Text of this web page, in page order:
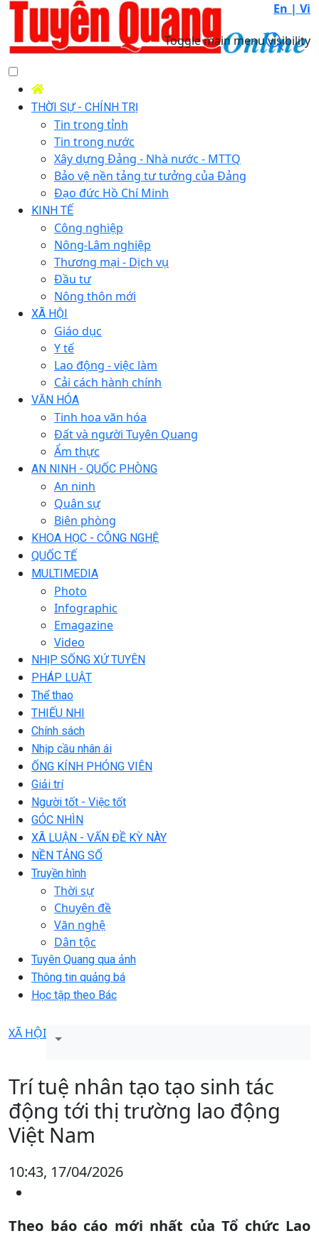
En | Vi
Toggle main menu visibility
THỜI SỰ - CHÍNH TRỊ
Tin trong tỉnh
Tin trong nước
Xây dựng Đảng - Nhà nước - MTTQ
Bảo vệ nền tảng tư tưởng của Đảng
Đạo đức Hồ Chí Minh
KINH TẾ
Công nghiệp
Nông-Lâm nghiệp
Thương mại - Dịch vụ
Đầu tư
Nông thôn mới
XÃ HỘI
Giáo dục
Y tế
Lao động - việc làm
Cải cách hành chính
VĂN HÓA
Tinh hoa văn hóa
Đất và người Tuyên Quang
Ẩm thực
AN NINH - QUỐC PHÒNG
An ninh
Quân sự
Biên phòng
KHOA HỌC - CÔNG NGHỆ
QUỐC TẾ
MULTIMEDIA
Photo
Infographic
Emagazine
Video
NHỊP SỐNG XỨ TUYÊN
PHÁP LUẬT
Thể thao
THIẾU NHI
Chính sách
Nhịp cầu nhân ái
ỐNG KÍNH PHÓNG VIÊN
Giải trí
Người tốt - Việc tốt
GÓC NHÌN
XÃ LUẬN - VẤN ĐỀ KỲ NÀY
NỀN TẢNG SỐ
Truyền hình
Thời sự
Chuyên đề
Văn nghệ
Dân tộc
Tuyên Quang qua ảnh
Thông tin quảng bá
Học tập theo Bác
XÃ HỘI
Trí tuệ nhân tạo tạo sinh tác
động tới thị trường lao động
Việt Nam
10:43, 17/04/2026
Theo báo cáo mới nhất của Tổ chức Lao